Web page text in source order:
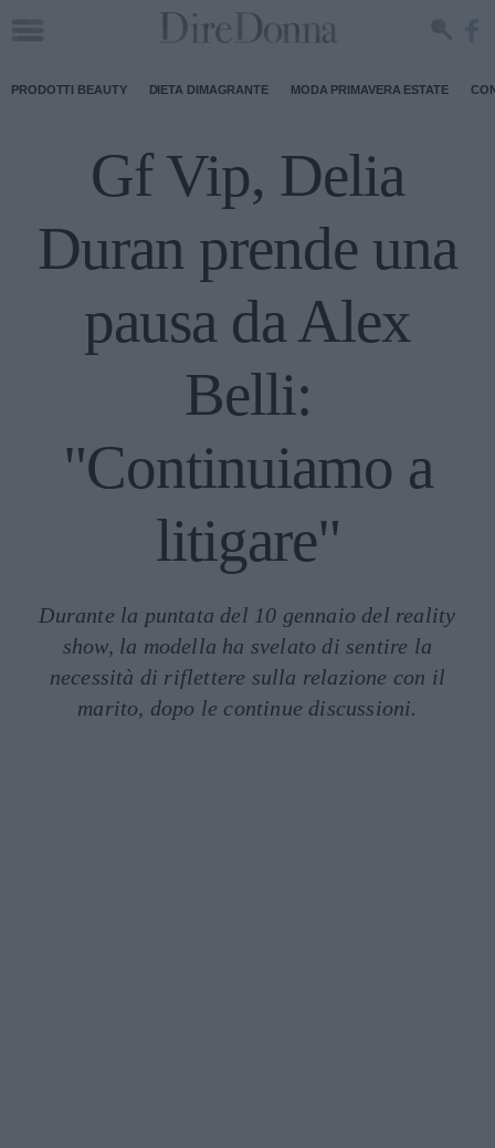
PRODOTTI BEAUTY DIETA DIMAGRANTE MODA PRIMAVERA ESTATE
Gf Vip, Delia
Duran prende una
pausa da Alex
Belli:
"Continuiamo a
litigare"
Durante la puntata del 10 gennaio del reality
show, la modella ha svelato di sentire la
necessità di riflettere sulla relazione con il
marito, dopo le continue discussioni.